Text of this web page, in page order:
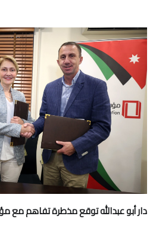
دار أبو عبدالله توقع مذطرة تفاهم مع